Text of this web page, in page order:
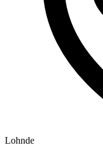
Lohnde